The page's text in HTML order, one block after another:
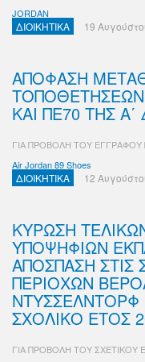
JORDAN
ΔΙΟΙΚΗΤΙΚΑ 19
ΑΠΟΦΑΣΗ
ΤΟΠΟΘΕΤΗΣΕΩΝ
ΚΑΙ ΠΕ70 ΤΗΣ
ΓΙΑ ΠΡΟΒΟΛΗ ΤΟΥ ΕΓΓΡΑΦΟΥ
Air Jordan 89 Shoes
ΔΙΟΙΚΗΤΙΚΑ 12
ΚΥΡΩΣΗ
ΥΠΟΨΗΦΙΩΝ
ΑΠΟΣΠΑΣΗ
ΠΕΡΙΟΧΩΝ
ΝΤΥΣΣΕΛΝΤΟΡΦ
ΣΧΟΛΙΚΟ ΕΤΟΣ
ΓΙΑ ΠΡΟΒΟΛΗ ΤΟΥ ΣΧΕΤΙΚΟΥ